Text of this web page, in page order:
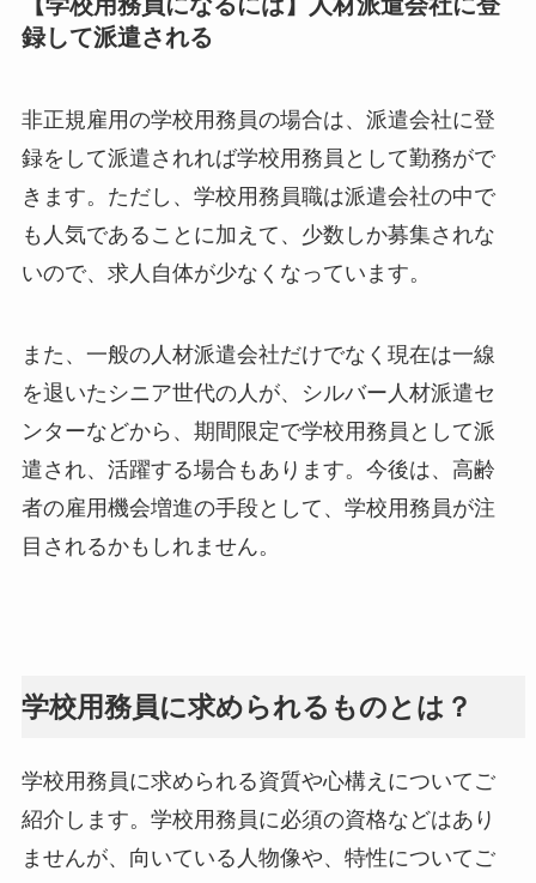
録して派遣される
非正規雇用の学校用務員の場合は、派遣会社に登
録をして派遣されれば学校用務員として勤務がで
きます。ただし、学校用務員職は派遣会社の中で
も人気であることに加えて、少数しか募集されな
いので、求人自体が少なくなっています。
また、一般の人材派遣会社だけでなく現在は一線
を退いたシニア世代の人が、シルバー人材派遣セ
ンターなどから、期間限定で学校用務員として派
遣され、活躍する場合もあります。今後は、高齢
者の雇用機会増進の手段として、学校用務員が注
目されるかもしれません。
学校用務員に求められるものとは？
学校用務員に求められる資質や心構えについてご
紹介します。学校用務員に必須の資格などはあり
ませんが、向いている人物像や、特性についてご